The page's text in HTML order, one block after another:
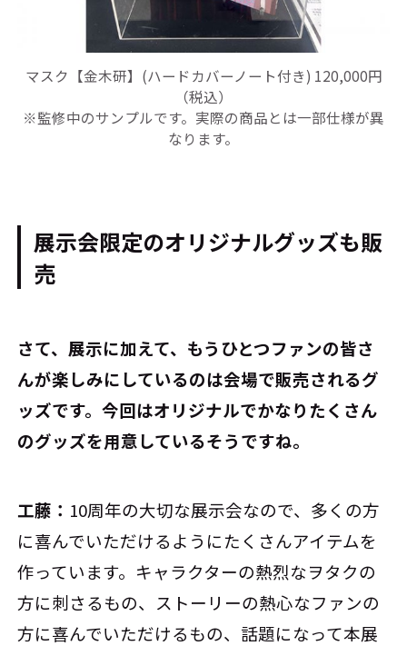
マスク【金木研】(ハードカバーノート付き) 120,000円
（税込）
※監修中のサンプルです。実際の商品とは一部仕様が異
なります。
展示会限定のオリジナルグッズも販
売
――さて、展示に加えて、もうひとつファンの皆さ
んが楽しみにしているのは会場で販売されるグ
ッズです。今回はオリジナルでかなりたくさん
のグッズを用意しているそうですね。
工藤： 10周年の大切な展示会なので、多くの方
に喜んでいただけるようにたくさんアイテムを
作っています。キャラクターの熱烈なヲタクの
方に刺さるもの、ストーリーの熱心なファンの
方に喜んでいただけるもの、話題になって本展